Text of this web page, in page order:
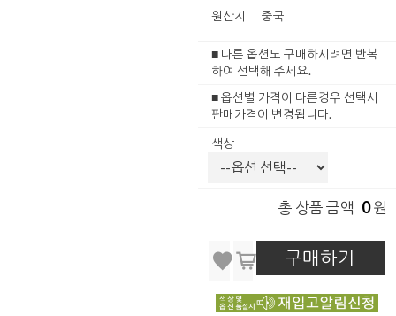
원산지 중국
■ 다른 옵션도 구매하시려면 반복
하여 선택해 주세요.
■ 옵션별 가격이 다른경우 선택시
판매가격이 변경됩니다.
색상
총 상품 금액 0원
구매하기